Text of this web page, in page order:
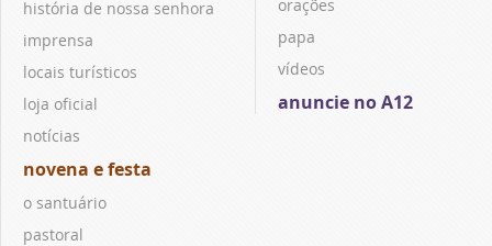
história de nossa senhora
imprensa
locais turísticos
loja oficial
notícias
novena e festa
o santuário
pastoral
orações
papa
vídeos
anuncie no A12